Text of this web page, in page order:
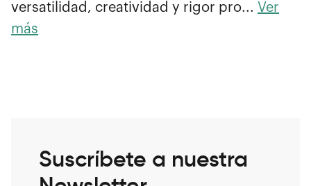
versatilidad, creatividad y rigor pro... Ver
más
Suscríbete a nuestra